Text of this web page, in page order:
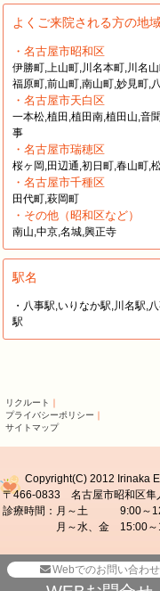
よくご来院される方の地
・名古屋市昭和区
伊勝町,上山町,川名本町,川名
福原町,前山町,南山町,妙見町,
・名古屋市天白区
一本松,植田,植田南,植田山,音
事
・名古屋市瑞穂区
桜ヶ岡,田辺通,初日町,春山町,
・名古屋市千種区
田代町,萩岡町
・その他（昭和区など）
南山,中京,名城,興正寺
駅名
・八事駅,いりなか駅,川名駅,
駅
リクルート
プライバシーポリシー
サイトマップ
Copyright(C) 2012 Irinaka
〒466-0833 名古屋市昭和区
診療時間：月～土 9:00～12:
月～水、金 15:00～18:
Webでのお問い合わせ